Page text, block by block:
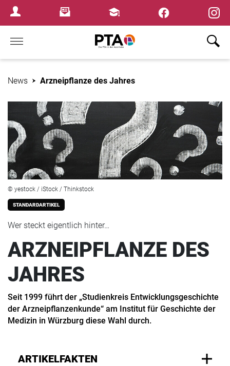
Login MenuNewsletterFortbildungen
Home
News Arzneipflanze des Jahres
© yestock / iStock / Thinkstock
STANDARDARTIKEL
Wer steckt eigentlich hinter…
ARZNEIPFLANZE DES
JAHRES
Seit 1999 führt der „Studienkreis Entwicklungsgeschichte
der Arzneipflanzenkunde“ am Institut für Geschichte der
Medizin in Würzburg diese Wahl durch.
ARTIKELFAKTEN
×